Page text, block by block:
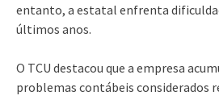
entanto, a estatal enfrenta
últimos anos.
O TCU destacou que a empresa
problemas contábeis considerados